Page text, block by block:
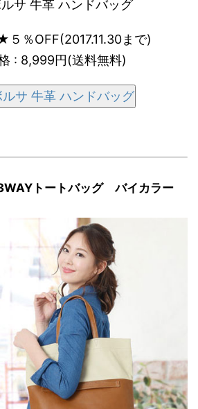
サ 牛革 ハンドバッグ
％OFF(2017.11.30まで)
: 8,999円(送料無料)
サ 牛革 ハンドバッグ
トートバッグ バイカラー